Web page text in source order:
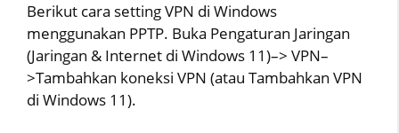
Berikut cara setting VPN di Windows
menggunakan PPTP. Buka Pengaturan Jaringan
(Jaringan & Internet di Windows 11)–> VPN–
>Tambahkan koneksi VPN (atau Tambahkan VPN
di Windows 11).